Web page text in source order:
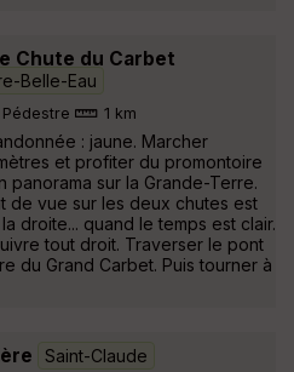
Chute du Carbet
Belle-Eau
Pédestre 1 km
: jaune. Marcher
et profiter du promontoire
panorama sur la Grande-Terre.
de vue sur les deux chutes est
droite... quand le temps est clair.
tout droit. Traverser le pont
du Grand Carbet. Puis tourner à
Saint-Claude